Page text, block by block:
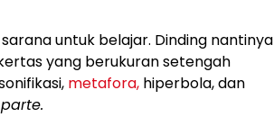
untuk belajar. Dinding nantinya
yang berukuran setengah
metafora, hiperbola, dan